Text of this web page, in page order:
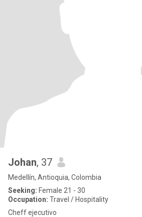
Johan, 37
Medellín, Antioquia, Colombia
Seeking: Female 21 - 30
Occupation: Travel / Hospitality
Cheff ejecutivo